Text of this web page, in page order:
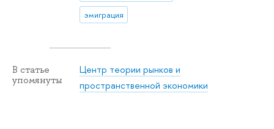
эмиграция
В статье
упомянуты
Центр теории рынков и
пространственной экономики